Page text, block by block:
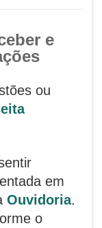
e
ou
em
Ouvidoria.
o